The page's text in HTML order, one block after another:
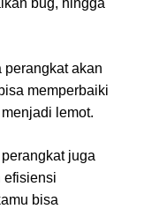
bug, hingga
perangkat akan
memperbaiki
lemot.
juga
efisiensi
bisa